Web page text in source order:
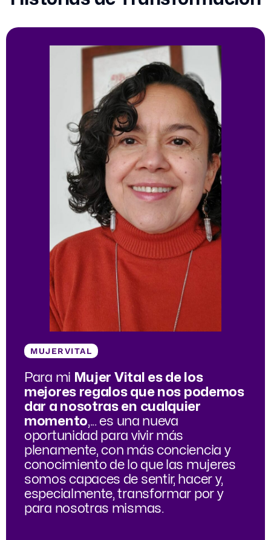
MUJERVITAL
Para mi Mujer Vital es de los
mejores regalos que nos podemos
dar a nosotras en cualquier
momento,... es una nueva
oportunidad para vivir más
plenamente, con más conciencia y
conocimiento de lo que las mujeres
somos capaces de sentir, hacer y,
especialmente, transformar por y
para nosotras mismas.